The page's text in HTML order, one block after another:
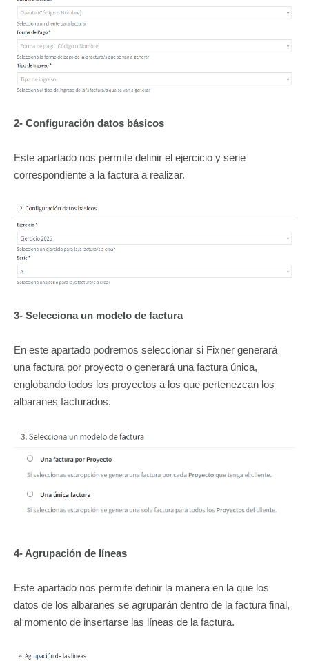
2- Configuración datos básicos
Este apartado nos permite definir el ejercicio y serie
correspondiente a la factura a realizar.
3- Selecciona un modelo de factura
En este apartado podremos seleccionar si Fixner generará
una factura por proyecto o generará una factura única,
englobando todos los proyectos a los que pertenezcan los
albaranes facturados.
4- Agrupación de líneas
Este apartado nos permite definir la manera en la que los
datos de los albaranes se agruparán dentro de la factura final,
al momento de insertarse las líneas de la factura.